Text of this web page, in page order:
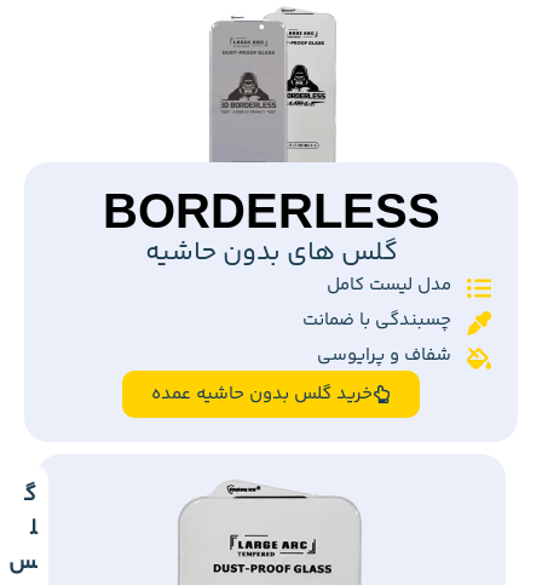
BORDERLESS
گلس های بدون حاشیه
مدل لیست کامل
چسبندگی با ضمانت
شفاف و پرایوسی
خرید گلس بدون حاشیه عمده
گ
ل
س